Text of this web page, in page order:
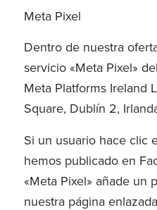
Meta Pixel
Dentro de nuestra
servicio «Meta Pixel»
Meta Platforms Ireland
Square, Dublín 2,
Si un usuario hace clic
hemos publicado en
«Meta Pixel» añade un
nuestra página